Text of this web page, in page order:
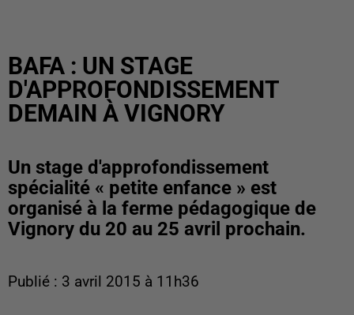
BAFA : UN STAGE
D'APPROFONDISSEMENT
DEMAIN À VIGNORY
Un stage d'approfondissement
spécialité « petite enfance » est
organisé à la ferme pédagogique de
Vignory du 20 au 25 avril prochain.
Publié : 3 avril 2015 à 11h36